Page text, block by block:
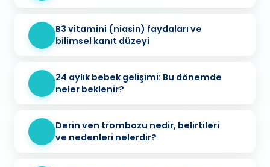
B3 vitamini (niasin) faydaları ve
bilimsel kanıt düzeyi
24 aylık bebek gelişimi: Bu dönemde
neler beklenir?
Derin ven trombozu nedir, belirtileri
ve nedenleri nelerdir?